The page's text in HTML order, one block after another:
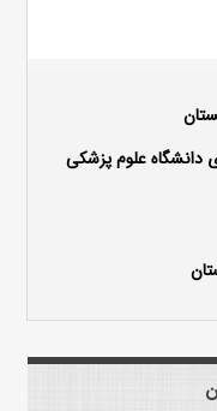
دانشگاه علوم پزشکی